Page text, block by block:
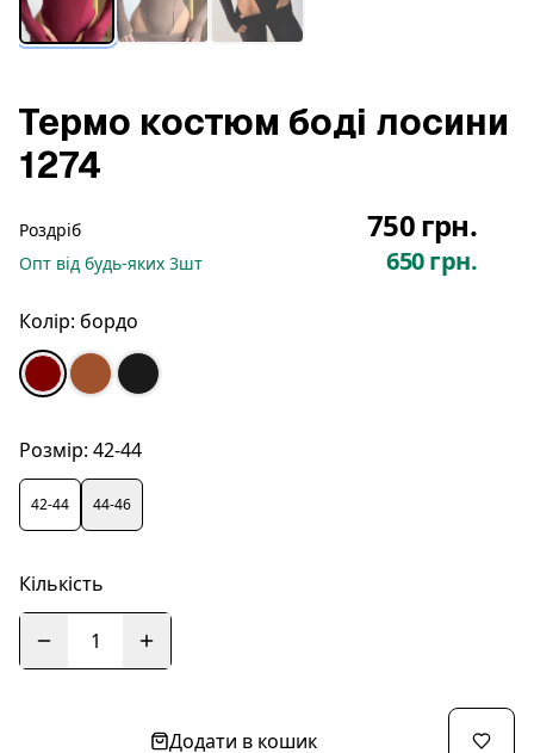
Термо костюм боді лосини
1274
Роздріб 750 грн.
Опт від будь-яких 3шт 650 грн.
Колір: бордо
Розмір: 42-44
42-44 44-46
Кількість
1
Додати в кошик